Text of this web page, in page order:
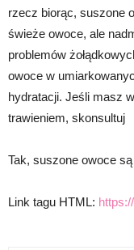
rzecz biorąc, suszone
świeże owoce, ale
problemów
owoce w
hydratacji. Jeśli masz
trawieniem, skonsultuj
Tak, suszone owoce
Link tagu HTML: